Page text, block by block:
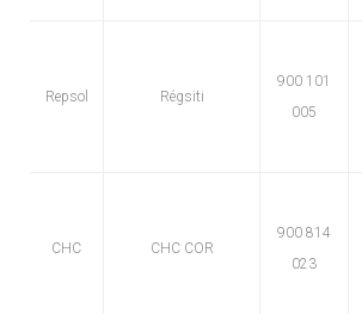
Repsol Régsiti
900 101
005
CHC CHC COR
900 814
023